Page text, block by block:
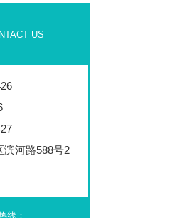
US
滨河路588号2
线：​